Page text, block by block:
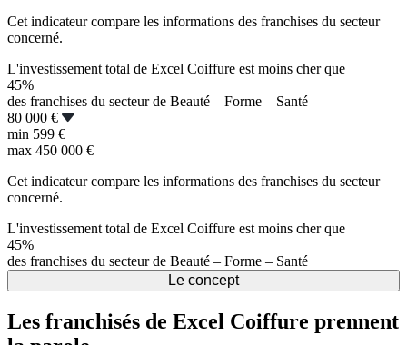
Cet indicateur compare les informations des franchises du secteur
concerné.
L'investissement total de Excel Coiffure est moins cher que
45%
des franchises du secteur de Beauté – Forme – Santé
80 000 €
min 599 €
max 450 000 €
Cet indicateur compare les informations des franchises du secteur
concerné.
L'investissement total de Excel Coiffure est moins cher que
45%
des franchises du secteur de Beauté – Forme – Santé
Le concept
Les franchisés de Excel Coiffure prennent